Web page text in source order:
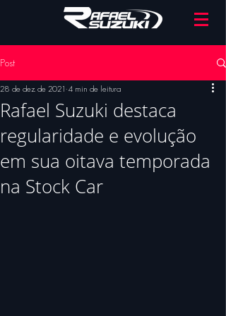
Post
Rafael Suzuki destaca
regularidade e evolução
em sua oitava temporada
na Stock Car
28 de dez. de 2021 4 min de leitura